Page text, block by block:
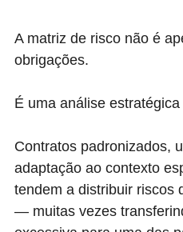
A matriz de risco não é
obrigações.
É uma análise
Contratos padronizados,
adaptação ao contexto
tendem a distribuir riscos
— muitas vezes